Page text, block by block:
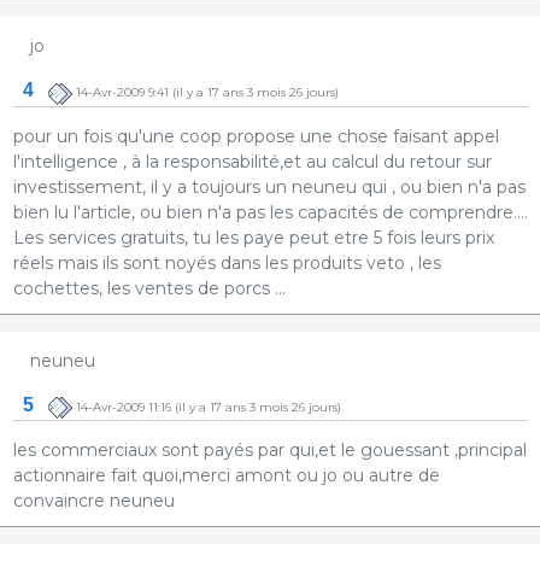
jo
4 14-Avr-2009 9:41 (il y a 17 ans 3 mois 26 jours)
pour un fois qu'une coop propose une chose faisant appel
l'intelligence , à la responsabilité,et au calcul du retour sur
investissement, il y a toujours un neuneu qui , ou bien n'a pas
bien lu l'article, ou bien n'a pas les capacités de comprendre....
Les services gratuits, tu les paye peut etre 5 fois leurs prix
réels mais ils sont noyés dans les produits veto , les
cochettes, les ventes de porcs ...
neuneu
5 14-Avr-2009 11:16(il y a 17 ans 3 mois 26 jours)
les commerciaux sont payés par qui,et le gouessant ,principal
actionnaire fait quoi,merci amont ou jo ou autre de
convaincre neuneu